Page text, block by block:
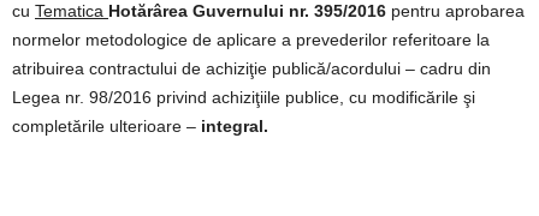
cu Tematica Hotărârea Guvernului nr. 395/2016 pentru aprobarea
normelor metodologice de aplicare a prevederilor referitoare la
atribuirea contractului de achiziţie publică/acordului – cadru din
Legea nr. 98/2016 privind achiziţiile publice, cu modificările şi
completările ulterioare – integral.